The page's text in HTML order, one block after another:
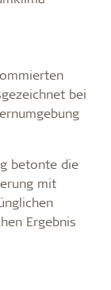
bei
betonte die
mit
Ergebnis